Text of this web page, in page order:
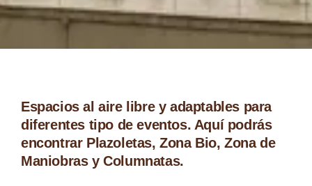
Espacios al aire libre y adaptables para
diferentes tipo de eventos. Aquí podrás
encontrar Plazoletas, Zona Bio, Zona de
Maniobras y Columnatas.